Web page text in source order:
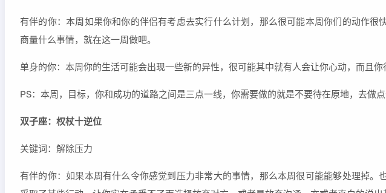
有伴的你：本周如果你和你的伴侣有考虑去实行什么计划，那么很可能本周你们的动作
商量什么事情，就在这一周做吧。
单身的你：本周你的生活可能会出现一些新的异性，很可能其中就有人会让你心动，而且你
PS：本周，目标，你和成功的道路之间是三点一线，你需要做的就是不要待在原地，去做点
双子座：权杖十逆位
关键词：解除压力
有伴的你：如果本周有什么令你感觉到压力非常大的事情，那么本周很可能能够处理掉